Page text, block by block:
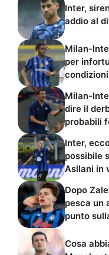
Inter,
addio al
Milan-
per
Milan-
dire il
probabili
Inter,
possibile
Asllani in
Dopo
pesca un
punto
Cosa